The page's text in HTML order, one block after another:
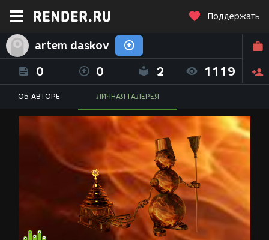
Поддержать
artem daskov
0 0 2 1119
ОБ АВТОРЕ ЛИЧНАЯ ГАЛЕРЕЯ